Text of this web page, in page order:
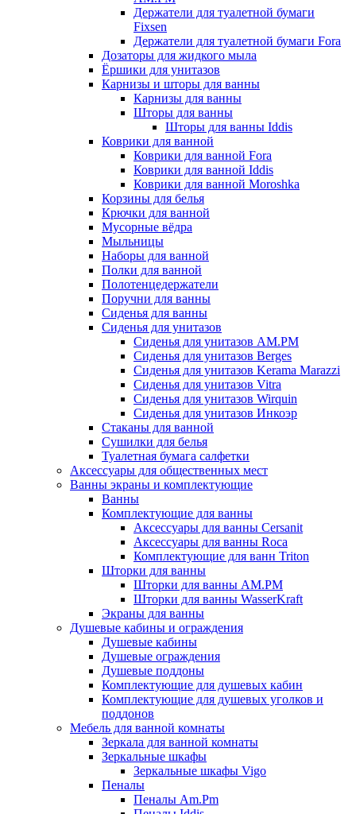
Держатели для туалетной бумаги
Fixsen
Держатели для туалетной бумаги Fora
Дозаторы для жидкого мыла
Ёршики для унитазов
Карнизы и шторы для ванны
Карнизы для ванны
Шторы для ванны
Шторы для ванны Iddis
Коврики для ванной
Коврики для ванной Fora
Коврики для ванной Iddis
Коврики для ванной Moroshka
Корзины для белья
Крючки для ванной
Мусорные вёдра
Мыльницы
Наборы для ванной
Полки для ванной
Полотенцедержатели
Поручни для ванны
Сиденья для ванны
Сиденья для унитазов
Сиденья для унитазов AM.PM
Сиденья для унитазов Berges
Сиденья для унитазов Kerama Marazzi
Сиденья для унитазов Vitra
Сиденья для унитазов Wirquin
Сиденья для унитазов Инкоэр
Стаканы для ванной
Сушилки для белья
Туалетная бумага салфетки
Аксессуары для общественных мест
Ванны экраны и комплектующие
Ванны
Комплектующие для ванны
Аксессуары для ванны Cersanit
Аксессуары для ванны Roca
Комплектующие для ванн Triton
Шторки для ванны
Шторки для ванны AM.PM
Шторки для ванны WasserKraft
Экраны для ванны
Душевые кабины и ограждения
Душевые кабины
Душевые ограждения
Душевые поддоны
Комплектующие для душевых кабин
Комплектующие для душевых уголков и
поддонов
Мебель для ванной комнаты
Зеркала для ванной комнаты
Зеркальные шкафы
Зеркальные шкафы Vigo
Пеналы
Пеналы Am.Pm